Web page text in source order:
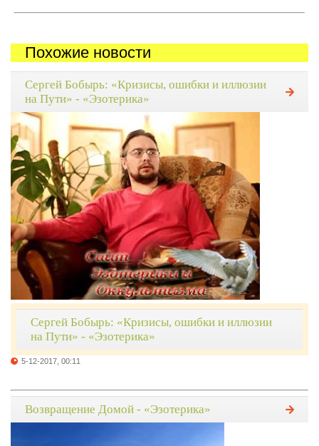
Похожие новости
Сергей Бобырь: «Кризисы, ошибки и иллюзии
на Пути» - «Эзотерика»
Сергей Бобырь: «Кризисы, ошибки и иллюзии
на Пути» - «Эзотерика»
5-12-2017, 00:11
Возвращение Домой - «Эзотерика»